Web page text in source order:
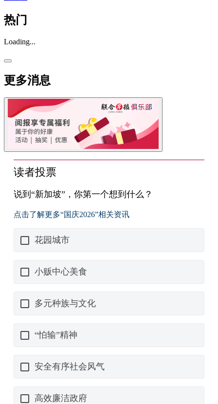
热门
Loading...
更多消息